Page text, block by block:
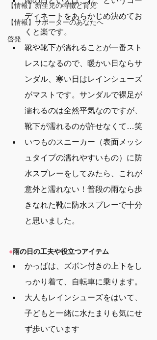
【情報】新生児の特徴と育児
【情報】サポーターのあなたへ
啓発
ディネートをあらかじめ決めてお
くと楽です。
靴や靴下が濡れることが一番スト
レスになるので、暖かい日ならサ
ンダル、寒い日はレインシューズ
がマストです。サンダルで裸足が
濡れるのは全然平気なのですが、
靴下が濡れるのが許せなくて…笑
いつものスニーカー（表面メッシ
ュタイプの濡れやすいもの）に防
水スプレーをしてみたら、これが
意外と濡れない！普段の雨なら歩
きなれた靴に防水スプレーで十分
と思いました。
●雨の日の工夫や役立つアイテム
かっぱは、ズボン付きの上下をし
っかり着て、自転車に乗ります。
大人もレインシューズをはいて、
子どもと一緒に水たまりも気にせ
ず歩いています